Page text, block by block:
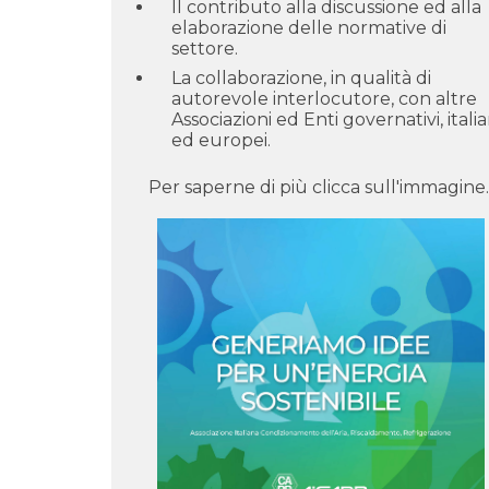
Il contributo alla discussione ed alla
elaborazione delle normative di
settore.
La collaborazione, in qualità di
autorevole interlocutore, con altre
Associazioni ed Enti governativi,
ed europei.
Per saperne di più clicca sull'immagine.